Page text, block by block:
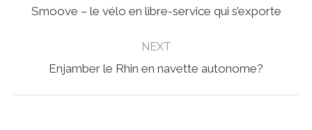
Previous
Smoove – le vélo en libre-service qui s’exporte
NEXT
Next
Enjamber le Rhin en navette autonome?